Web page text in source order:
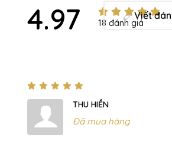
4.97 18 đánh giá
Viết
THU HIỀN
Đã mua hàng